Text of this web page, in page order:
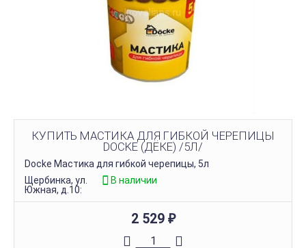
КУПИТЬ МАСТИКА ДЛЯ ГИБКОЙ ЧЕРЕПИЦЫ
DOCKE (ДЁКЕ) /5Л/
Docke Мастика для гибкой черепицы, 5л
Щербинка, ул.
Южная, д.10:
В наличии
2 529 ₽